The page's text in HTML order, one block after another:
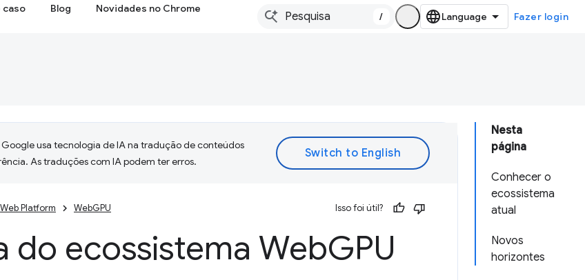
caso Blog Novidades no Chrome
/ Fazer login
Nesta
página
Conhecer o
ecossistema
atual
Novos
horizontes
usa tecnologia de IA na tradução de conteúdos
As traduções com IA podem ter erros.
Web Platform WebGPU Isso foi útil?
do ecossistema WebGPU